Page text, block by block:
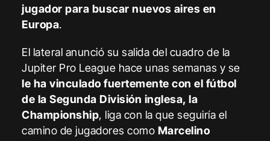
jugador para buscar nuevos aires en
Europa.
El lateral anunció su salida del cuadro de la
Jupiter Pro League hace unas semanas y se
le ha vinculado fuertemente con el fútbol
de la Segunda División inglesa, la
Championship, liga con la que seguiría el
camino de jugadores como Marcelino